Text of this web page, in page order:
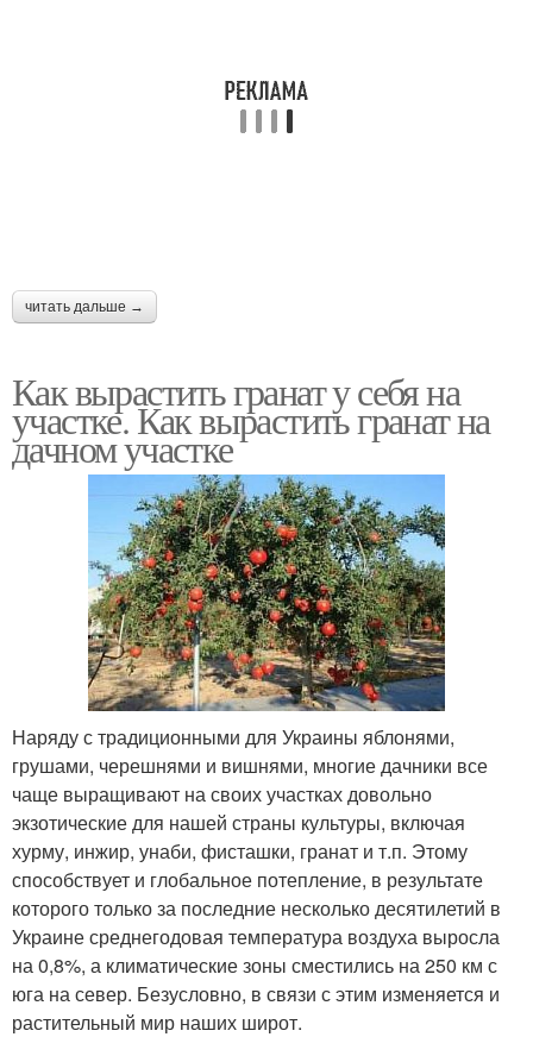
читать дальше →
Как вырастить гранат у себя на
участке. Как вырастить гранат на
дачном участке
Наряду с традиционными для Украины яблонями,
грушами, черешнями и вишнями, многие дачники все
чаще выращивают на своих участках довольно
экзотические для нашей страны культуры, включая
хурму, инжир, унаби, фисташки, гранат и т.п. Этому
способствует и глобальное потепление, в результате
которого только за последние несколько десятилетий в
Украине среднегодовая температура воздуха выросла
на 0,8%, а климатические зоны сместились на 250 км с
юга на север. Безусловно, в связи с этим изменяется и
растительный мир наших широт.